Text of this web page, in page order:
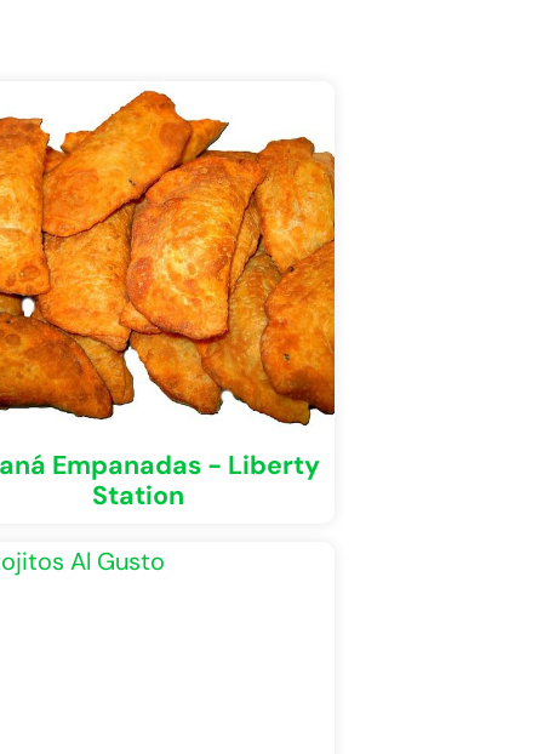
Empanadas - Liberty
Station